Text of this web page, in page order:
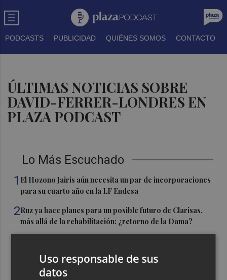
PODCASTS PUBLICIDAD QUIÉNES SOMOS CONTACTO
ÚLTIMAS NOTICIAS SOBRE
DAVID-FERRER-LONDRES EN
PLAZA PODCAST
Lo Más Escuchado
1 El Hozono Jairis aún necesita un par de incorporaciones
para su cuarto año en la LF Endesa
2Ruz ya hace planes para un posible futuro de Clarisas,
más allá de la rehabilitación: ¿retorno de la Dama?
Castelló apuesta por convertir el eclipse en un referente
Uso responsable de sus
datos